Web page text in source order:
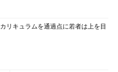
ト業務を担当。著書に『図解で
シリーズ』『Accessではじめる
］』『macOSコマンド入門』な
在宅就業支援事業にてPC基礎お
作成およびeラーニング指導を
リキュラムを通過点に若者は上を目